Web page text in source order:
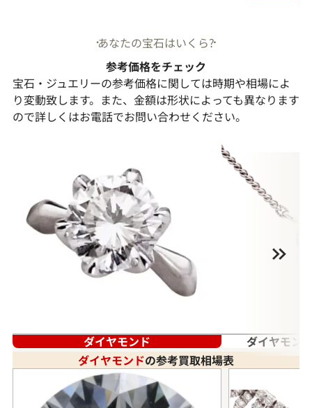
あなたの宝石はいくら?
参考価格をチェック
宝石・ジュエリーの参考価格に関しては時期や相場によ
り変動致します。また、金額は形状によっても異なります
ので詳しくはお電話でお問い合わせください。
ダイヤモンド
ダイヤモン
ダイヤモンドの参考買取相場表